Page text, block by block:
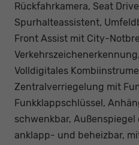
Rückfahrkamera, Seat
Spurhalteassistent,
Front Assist mit City-
Volldigitales
Zentralverriegelung mit
Funkklappschlüssel,
schwenkbar,
anklapp- und beheizbar,